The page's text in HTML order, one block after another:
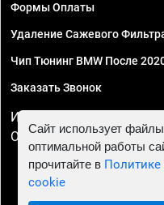
Формы Оплаты
Удаление Сажевого
Чип Тюнинг BMW После
Заказать Звонок
ИП Смирнов Георгий
ОГРНИП
Сайт использует
оптимальной работы
прочитайте в
cookie